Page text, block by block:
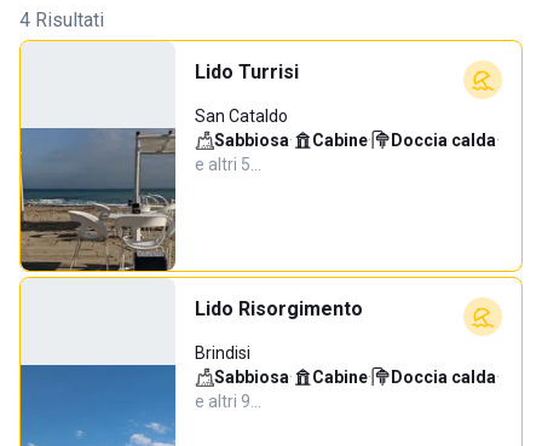
4 Risultati
Lido Turrisi
San Cataldo
Sabbiosa· Cabine· Doccia calda·
e altri 5…
Lido Risorgimento
Brindisi
Sabbiosa· Cabine· Doccia calda·
e altri 9…